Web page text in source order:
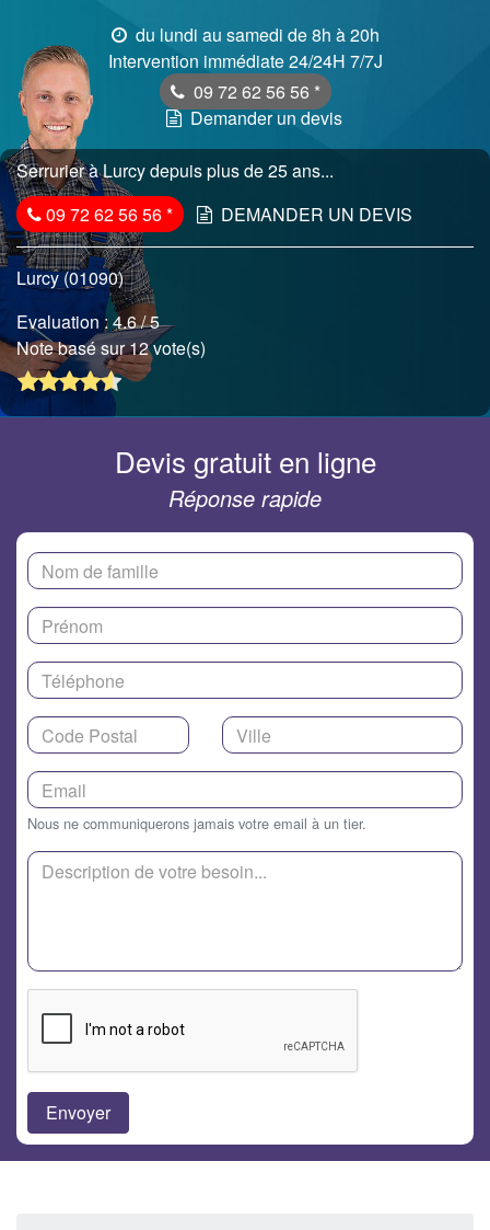
du lundi au samedi de 8h à 20h
Intervention immédiate 24/24H 7/7J
09 72 62 56 56 *
Demander un devis
Serrurier à Lurcy depuis plus de 25 ans...
09 72 62 56 56* DEMANDER UN DEVIS
Lurcy (01090)
Evaluation :4.6/ 5
Note basé sur 12 vote(s)
Devis gratuit en ligne
Réponse rapide
Nous ne communiquerons jamais votre email à un tier.